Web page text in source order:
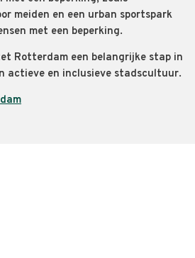
meiden en een urban sportspark
met een beperking.
Rotterdam een belangrijke stap in
actieve en inclusieve stadscultuur.